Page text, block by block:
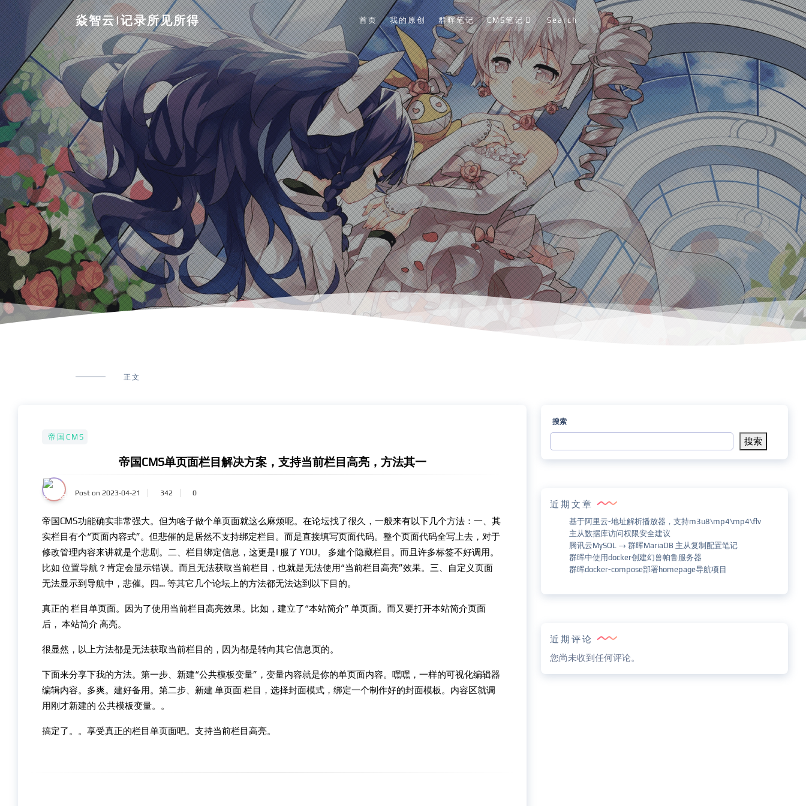
焱智云|记录所见所得 首页 我的原创 群晖笔记 CMS笔记 Search
正文
帝国CMS
帝国CMS单页面栏目解决方案，支持当前栏目高亮，方法其一
Post on 2023-04-21 342 0
帝国CMS功能确实非常强大。但为啥子做个单页面就这么麻烦呢。在论坛找了很久，一般来有以下几个方法：一、其
实栏目有个“页面内容式”。但悲催的是居然不支持绑定栏目。而是直接填写页面代码。整个页面代码全写上去，对于
修改管理内容来讲就是个悲剧。二、栏目绑定信息，这更是I 服了 YOU。 多建个隐藏栏目。而且许多标签不好调用。
比如 位置导航？肯定会显示错误。而且无法获取当前栏目，也就是无法使用“当前栏目高亮”效果。三、自定义页面
无法显示到导航中，悲催。四… 等其它几个论坛上的方法都无法达到以下目的。
真正的 栏目单页面。因为了使用当前栏目高亮效果。比如，建立了“本站简介” 单页面。而又要打开本站简介页面
后， 本站简介 高亮。
很显然，以上方法都是无法获取当前栏目的，因为都是转向其它信息页的。
下面来分享下我的方法。第一步、新建“公共模板变量”，变量内容就是你的单页面内容。嘿嘿，一样的可视化编辑器
编辑内容。多爽。建好备用。第二步、新建 单页面 栏目，选择封面模式，绑定一个制作好的封面模板。内容区就调
用刚才新建的 公共模板变量。。
搞定了。。享受真正的栏目单页面吧。支持当前栏目高亮。
搜索
搜索
近期文章
基于阿里云-地址解析播放器，支持m3u8\mp4\mp4\flv
主从数据库访问权限安全建议
腾讯云MySQL → 群晖MariaDB 主从复制配置笔记
群晖中使用docker创建幻兽帕鲁服务器
群晖docker-compose部署homepage导航项目
近期评论
您尚未收到任何评论。